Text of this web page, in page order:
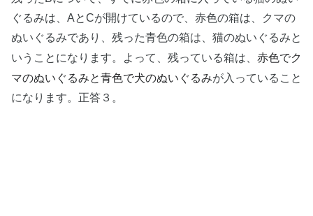
ぐるみは、AとCが開けているので、赤色の箱は、クマの
ぬいぐるみであり、残った青色の箱は、猫のぬいぐるみと
いうことになります。よって、残っている箱は、 赤色でク
マのぬいぐるみと青色で犬のぬいぐるみが入っていること
になります。正答３。